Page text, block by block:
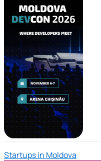
Startups in Moldova